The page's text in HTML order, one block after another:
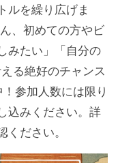
ルを繰り広げま
、初めての方やビ
みたい」「自分の
る絶好のチャンス
参加人数には限り
込みください。詳
ください。